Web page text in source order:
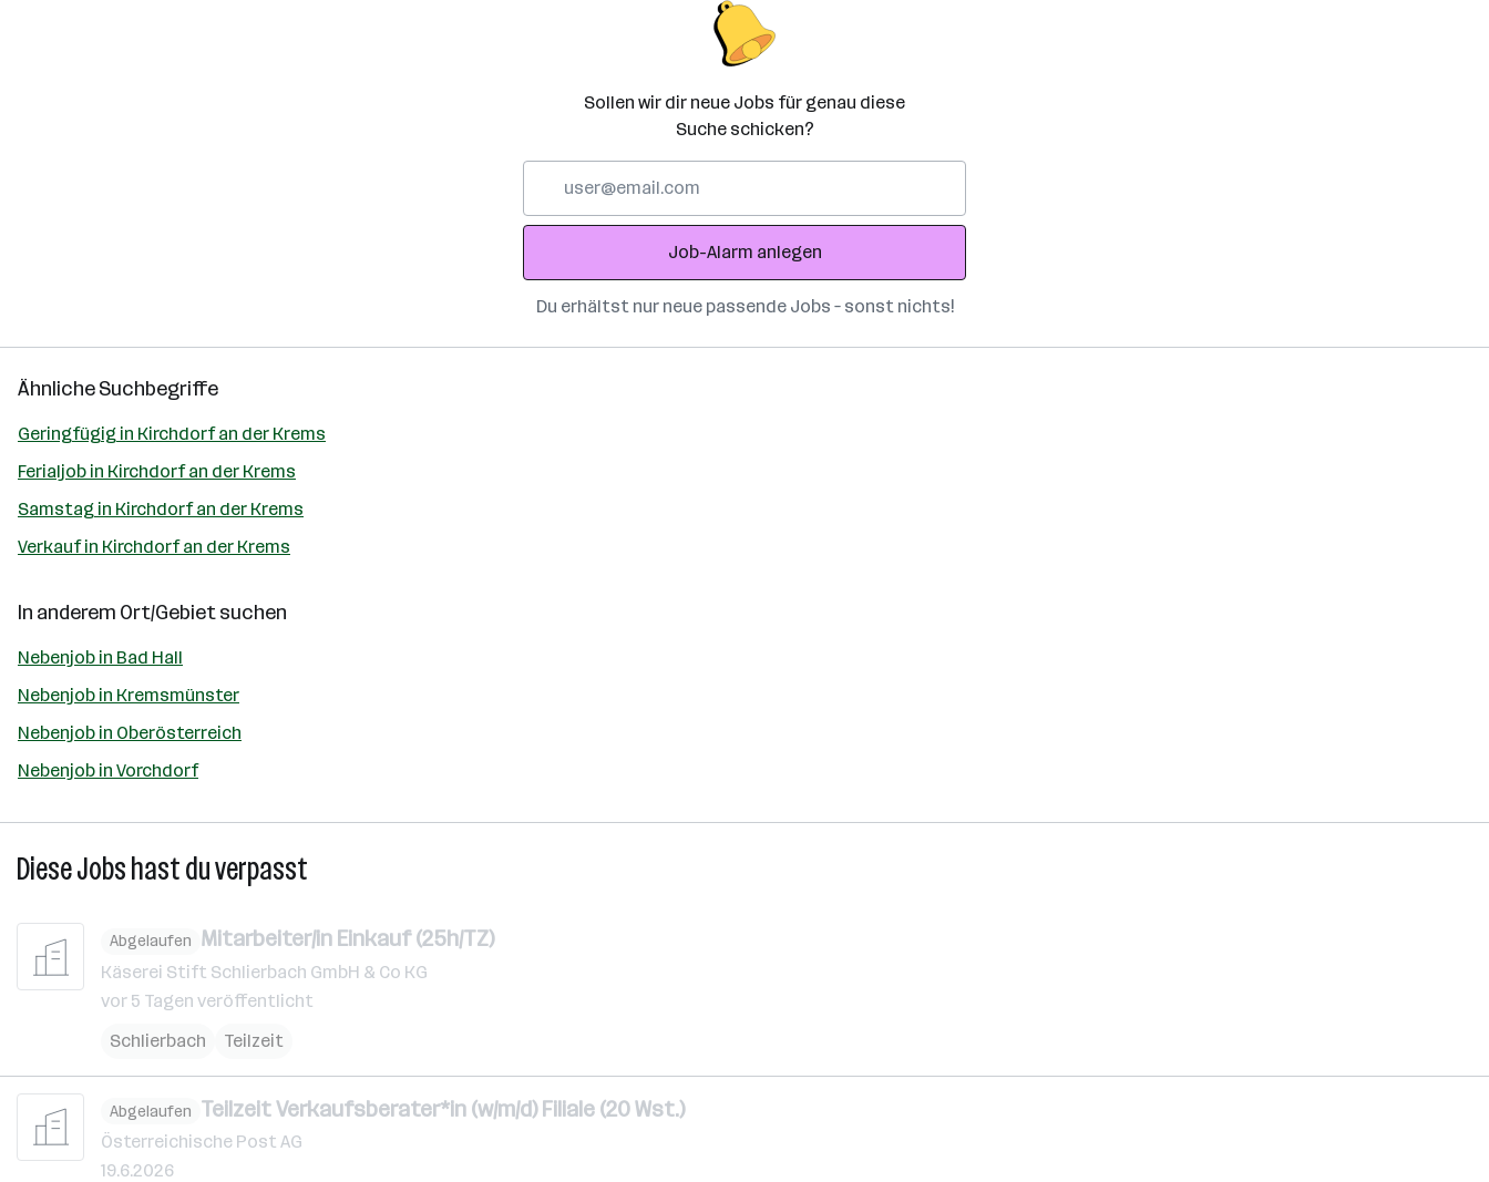
Sollen wir dir neue Jobs für genau diese
Suche schicken?
Adresse
Job-Alarm anlegen
Du erhältst nur neue passende Jobs – sonst nichts!
Ähnliche Suchbegriffe
Geringfügig in Kirchdorf an der Krems
Ferialjob in Kirchdorf an der Krems
Samstag in Kirchdorf an der Krems
Verkauf in Kirchdorf an der Krems
In anderem Ort/Gebiet suchen
Nebenjob in Bad Hall
Nebenjob in Kremsmünster
Nebenjob in Oberösterreich
Nebenjob in Vorchdorf
Diese Jobs hast du verpasst
Abgelaufen Mitarbeiter/in Einkauf (25h/TZ)
Käserei Stift Schlierbach GmbH & Co KG
vor 5 Tagen veröffentlicht
Schlierbach
Teilzeit
Abgelaufen Teilzeit Verkaufsberater*in (w/m/d) Filiale (20 Wst.)
Österreichische Post AG
19.6.2026